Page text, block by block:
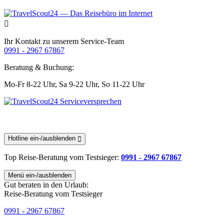
Ihr Kontakt zu unserem Service-Team
0991 - 2967 67867
Beratung & Buchung:
Mo-Fr 8-22 Uhr, Sa 9-22 Uhr, So 11-22 Uhr
Hotline ein-/ausblenden
Top Reise-Beratung vom Testsieger: 0991 - 2967 67867
Menü ein-/ausblenden
Gut beraten in den Urlaub:
Reise-Beratung vom Testsieger
0991 - 2967 67867